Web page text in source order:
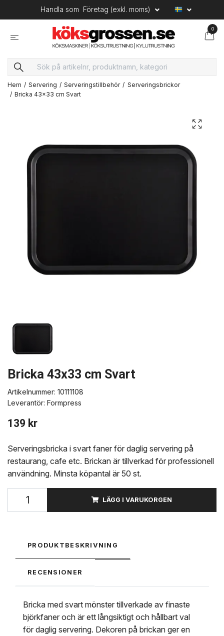
Handla som Företag (exkl. moms)
0
Hem Servering Serveringstillbehör
Serveringsbrickor
Bricka 43x33 cm Svart
Bricka 43x33 cm Svart
Artikelnummer: 10111108
Leverantör: Formpress
139 kr
Serveringsbricka i svart faner för daglig servering på
restaurang, cafe etc. Brickan är tillverkad för professionell
användning. Minsta köpantal är 50 st.
LÄGG I VARUKORGEN
PRODUKTBESKRIVNING
RECENSIONER
Bricka med svart mönster tillverkade av finaste
björkfaner och är ett långsiktigt och hållbart val
för daglig servering. Dekoren på brickan ger en